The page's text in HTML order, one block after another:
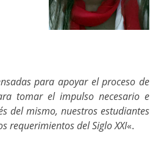
para apoyar el proceso de
tomar el impulso necesario e
del mismo, nuestros estudiantes
requerimientos del Siglo XXI«.